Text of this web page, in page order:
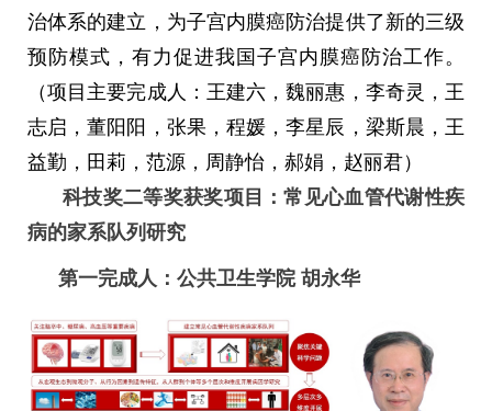
治体系的建立，为子宫内膜癌防治提供了新的三级
预防模式，有力促进我国子宫内膜癌防治工作。
（项目主要完成人：王建六，魏丽惠，李奇灵，王
志启，董阳阳，张果，程媛，李星辰，梁斯晨，王
益勤，田莉，范源，周静怡，郝娟，赵丽君）
科技奖二等奖获奖项目：常见心血管代谢性疾
病的家系队列研究
第一完成人：公共卫生学院 胡永华